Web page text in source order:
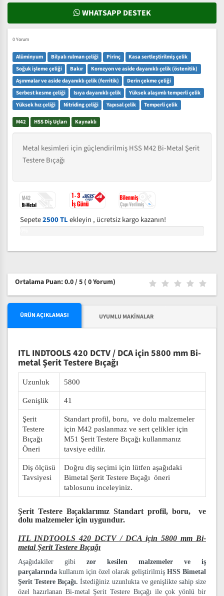
WHATSAPP DESTEK
0 Yorum
Alüminyum Bilyalı rulman çeliği Pirinç
Kasa sertleştirilmiş çelik
Soğuk işleme çeliği
Bakır
Korozyon ve aside dayanıklı çelik (östenitik)
Aşınmalar ve aside dayanıklı çelik (ferritik)
Derin çekme çeliği
Serbest kesme çeliği
Isıya dayanıklı çelik
Yüksek alaşımlı temperli çelik
Yüksek hız çeliği
Nitriding çeliği Yapısal çelik Temperli çelik
M42 HSS Diş Uçları Kaynaklı
Metal kesimleri için güçlendirilmiş HSS M42 Bi-Metal Şerit
Testere Bıçağı
Sepete2500 TLekleyin , ücretsiz kargo kazanın!
Ortalama Puan: 0.0 / 5 ( 0 Yorum)
ÜRÜN AÇIKLAMASI UYUMLU MAKINALAR
ITL INDTOOLS 420 DCTV / DCA için 5800 mm Bi-
metal Şerit Testere Bıçağı
Uzunluk 5800
Genişlik 41
Şerit
Testere
Bıçağı
Öneri
Standart profil, boru, ve dolu malzemeler
için M42 paslanmaz ve sert çelikler için
M51 Şerit Testere Bıçağı kullanmanız
tavsiye edilir.
Diş ölçüsü
Tavsiyesi
Doğru diş seçimi için lütfen aşağıdaki
Bimetal Şerit Testere Bıçağı öneri
tablosunu inceleyiniz.
Şerit Testere Bıçaklarımız Standart profil, boru, ve
dolu malzemeler için uygundur.
ITL INDTOOLS 420 DCTV / DCA için 5800 mm Bi-
metal Şerit Testere Bıçağı
Aşağıdakiler gibi zor kesilen malzemeler ve iş
parçalarında kullanım için özel olarak geliştirilmiş HSS Bimetal
Şerit Testere Bıçağı.İstediğiniz uzunlukta ve genişlikte sahip size
özel hazırlanan Bi-metal Şerit Testere Bıçağı ile çok yönlü bir